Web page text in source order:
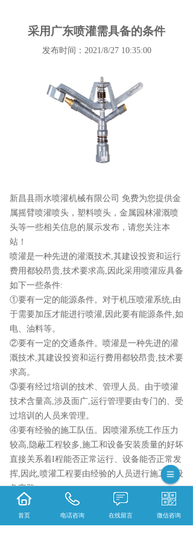
采用广东喷灌需具备的条件
发布时间：2021/8/27 10:35:00
新昌县雨水喷灌机械有限公司 免费为您提供金
属摇臂喷灌喷头 ，塑料喷头，金属园林灌溉喷
头等一些相关信息的展示发布，请您关注本
站！
喷灌是一种先进的灌溉技术,其建设投资和运行
费用都较昂贵,技术要求高,因此采用喷灌应具备
如下一些条件:
①要有一定的能源条件。对于机压喷灌系统,由
于需要加压才能进行喷灌,因此要有能源条件,如
电、油料等。
②要有一定的交通条件。喷灌是一种先进的灌
溉技术,其建设投资和运行费用都较昂贵,技术要
求高。
③要有经过培训的技术、管理人员。由于喷灌
技术含量高,涉及面广,运行管理要由专门的、受
过培训的人员来管理。
④要有经验的施工队伍。因喷灌系统工作压力
较高,隐蔽工程较多,施工和设备安装质量的好坏
直接关系着I程能否正常运行、设备能否正常发
挥,因此,喷灌工程要由经验的人员进行施工和设
备安装。
集科研、生产、技术服务为一体的新昌县雨水
喷灌机械有限公司 ,主要主营产品有:金属摇臂
首页 电话咨询 在线留言 微信咨询